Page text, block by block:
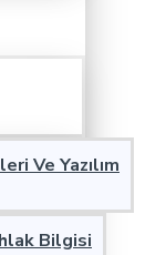
Ve Yazılım
Bilgisi